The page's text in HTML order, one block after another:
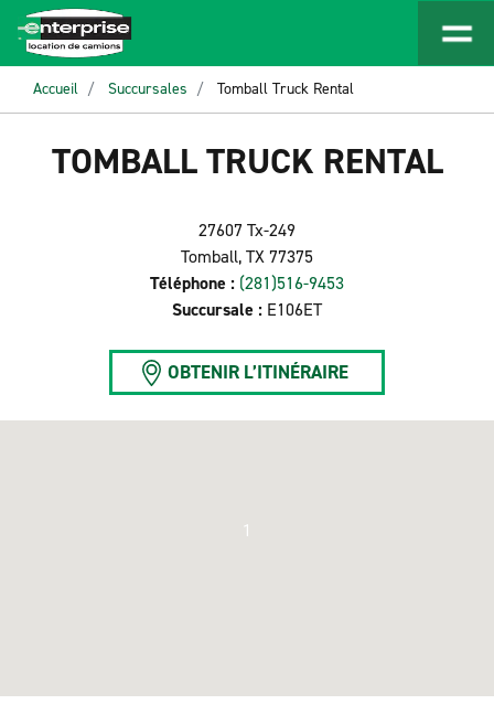
Accueil Succursales Tomball Truck Rental
TOMBALL TRUCK RENTAL
27607 Tx-249
Tomball, TX 77375
Téléphone : (281)516-9453
Succursale : E106ET
OBTENIR L’ITINÉRAIRE
1